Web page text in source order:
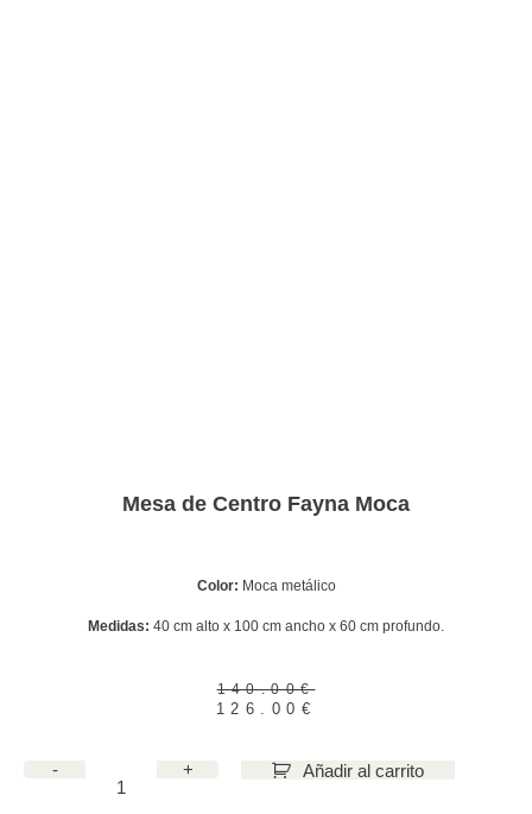
Mesa de Centro Fayna Moca
Color: Moca metálico
Medidas: 40 cm alto x 100 cm ancho x 60 cm profundo.
140.00€
126.00 €
- + Añadir al carrito